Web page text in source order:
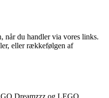
når du handler via vores links.
eller rækkefølgen af
Dreamzzz og LEGO